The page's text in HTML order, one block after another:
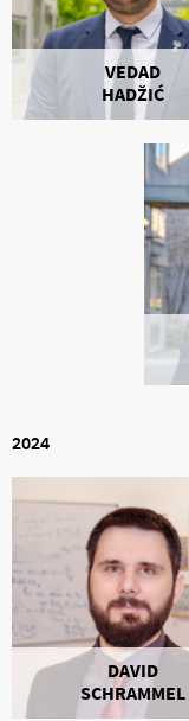
VEDAD
HADŽIĆ
2024
DAVID
SCHRAMMEL